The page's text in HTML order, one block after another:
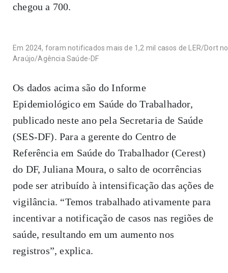
chegou a 700.
Em 2024, foram notificados mais de 1,2 mil casos de LER/Dort
Araújo/Agência Saúde-DF
Os dados acima são do Informe
Epidemiológico em Saúde do Trabalhador,
publicado neste ano pela Secretaria de Saúde
(SES-DF). Para a gerente do Centro de
Referência em Saúde do Trabalhador (Cerest)
do DF, Juliana Moura, o salto de ocorrências
pode ser atribuído à intensificação das ações de
vigilância. “Temos trabalhado ativamente para
incentivar a notificação de casos nas regiões de
saúde, resultando em um aumento nos
registros”, explica.